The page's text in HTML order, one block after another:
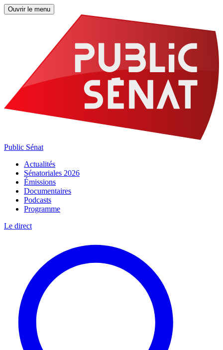
Ouvrir le menu
Public Sénat
Actualités
Sénatoriales 2026
Émissions
Documentaires
Podcasts
Programme
Le direct